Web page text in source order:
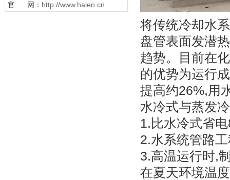
官 网： http://www.halen.cn
将传统冷却水
盘管表面发潜
趋势。目前在
的优势为运行
提高约26%,用
水冷式与蒸发
1.比水冷式省
2.水系统管路
3.高温运行时,
在夏天环境温